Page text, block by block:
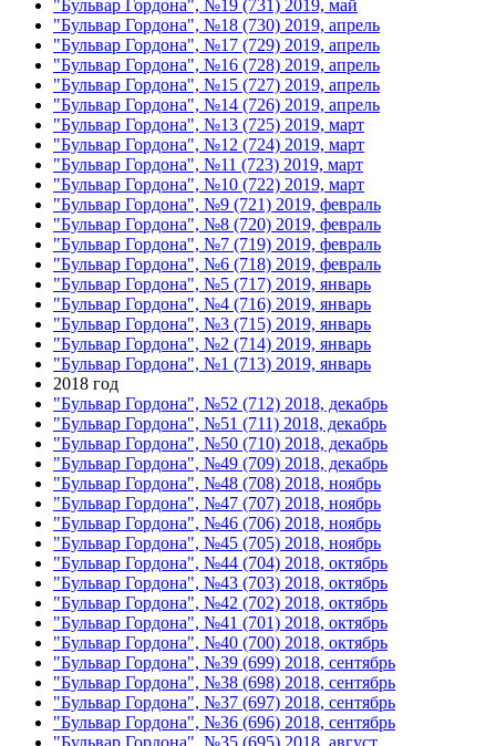
"Бульвар Гордона", №19 (731) 2019, май
"Бульвар Гордона", №18 (730) 2019, апрель
"Бульвар Гордона", №17 (729) 2019, апрель
"Бульвар Гордона", №16 (728) 2019, апрель
"Бульвар Гордона", №15 (727) 2019, апрель
"Бульвар Гордона", №14 (726) 2019, апрель
"Бульвар Гордона", №13 (725) 2019, март
"Бульвар Гордона", №12 (724) 2019, март
"Бульвар Гордона", №11 (723) 2019, март
"Бульвар Гордона", №10 (722) 2019, март
"Бульвар Гордона", №9 (721) 2019, февраль
"Бульвар Гордона", №8 (720) 2019, февраль
"Бульвар Гордона", №7 (719) 2019, февраль
"Бульвар Гордона", №6 (718) 2019, февраль
"Бульвар Гордона", №5 (717) 2019, январь
"Бульвар Гордона", №4 (716) 2019, январь
"Бульвар Гордона", №3 (715) 2019, январь
"Бульвар Гордона", №2 (714) 2019, январь
"Бульвар Гордона", №1 (713) 2019, январь
2018 год
"Бульвар Гордона", №52 (712) 2018, декабрь
"Бульвар Гордона", №51 (711) 2018, декабрь
"Бульвар Гордона", №50 (710) 2018, декабрь
"Бульвар Гордона", №49 (709) 2018, декабрь
"Бульвар Гордона", №48 (708) 2018, ноябрь
"Бульвар Гордона", №47 (707) 2018, ноябрь
"Бульвар Гордона", №46 (706) 2018, ноябрь
"Бульвар Гордона", №45 (705) 2018, ноябрь
"Бульвар Гордона", №44 (704) 2018, октябрь
"Бульвар Гордона", №43 (703) 2018, октябрь
"Бульвар Гордона", №42 (702) 2018, октябрь
"Бульвар Гордона", №41 (701) 2018, октябрь
"Бульвар Гордона", №40 (700) 2018, октябрь
"Бульвар Гордона", №39 (699) 2018, сентябрь
"Бульвар Гордона", №38 (698) 2018, сентябрь
"Бульвар Гордона", №37 (697) 2018, сентябрь
"Бульвар Гордона", №36 (696) 2018, сентябрь
"Бульвар Гордона", №35 (695) 2018, август